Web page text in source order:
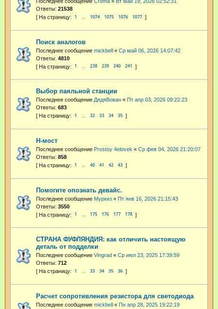
Ответы: 21538
1 … 1074 1075 1076 1077
Поиск аналогов
Последнее сообщение mickbell « Ср май 06, 2026 14:07:42
Ответы: 4810
1 238 239 240 241
Выбор паяльной станции
Последнее сообщение ДядяВован « Пт апр 03, 2026 09:22:23
Ответы: 683
1 32 33 34 35
H-мост
Последнее сообщение Prostoy 4elovek « Ср фев 04, 2026 21:20:07
Ответы: 858
1 … 40 41 42 43
Помогите опознать девайс.
Последнее сообщение Муркиз « Пт янв 16, 2026 21:15:43
Ответы: 3550
1 175 176 177 178
СТРАНА ФУФЛЯНДИЯ: как отличить настоящую
деталь от подделки
Последнее сообщение Vingrad « Ср июл 23, 2025 17:39:59
Ответы: 712
1 33 34 35 36
Расчет сопротивления резистора для светодиода
Последнее сообщение mickbell « Пн апр 28, 2025 19:22:19